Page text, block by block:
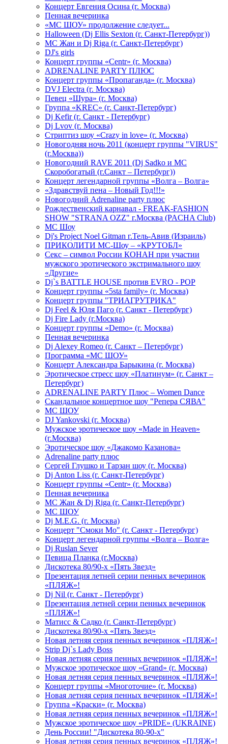
Концерт Евгения Осина (г. Москва)
Пенная вечеринка
«МС ШОУ» продолжение следует...
Halloween (Dj Ellis Sexton (г. Санкт-Петербург))
МС Жан и Dj Riga (г. Санкт-Петербург)
DJ's girls
Концерт группы «Centr» (г. Москва)
ADRENALINE PARTY ПЛЮС
Концерт группы «Пропаганда» (г. Москва)
DVJ Electra (г. Москва)
Певец «Шура» (г. Москва)
Группа «KREC» (г. Санкт-Петербург)
Dj Kefir (г. Санкт - Петербург)
Dj Lvov (г. Москва)
Стриптиз шоу «Crazy in love» (г. Москва)
Новогодняя ночь 2011 (концерт группы "VIRUS"
(г.Москва))
Новогодний RAVE 2011 (Dj Sadko и MC
Скоробогатый (г.Санкт – Петербург))
Концерт легендарной группы «Волга – Волга»
«Здравствуй пена – Новый Год!!!»
Новогодний Adrenaline party плюс
Рождественский карнавал - FREAK-FASHION
SHOW "STRANA OZZ" г.Москва (PACHA Club)
MC Шоу
Dj's Project Noel Gitman г.Тель-Авив (Израиль)
ПРИКОЛИТИ МС-Шоу – «КРУТОБЛ»
Секс – символ России КОНАН при участии
мужского эротического экстримального шоу
«Другие»
Dj`s BATTLE HOUSE против EVRO - POP
Концерт группы «5sta family» (г. Москва)
Концерт группы "ТРИАГРУТРИКА"
Dj Feel & Юля Паго (г. Санкт - Петербург)
Dj Fire Lady (г.Москва)
Концерт группы «Demo» (г. Москва)
Пенная вечеринка
Dj Alexey Romeo (г. Санкт – Петербург)
Программа «МС ШОУ»
Концерт Александра Барыкина (г. Москва)
Эротическое стресс шоу «Платинум» (г. Санкт –
Петербург)
ADRENALINE PARTY Плюс – Women Dance
Скандальное концертное шоу "Репера СЯВА"
МС ШОУ
DJ Yankovski (г. Москва)
Мужское эротическое шоу «Made in Heaven»
(г.Москва)
Эротическое шоу «Джакомо Казанова»
Adrenaline party плюс
Сергей Глушко и Тарзан шоу (г. Москва)
Dj Anton Liss (г. Санкт-Петербург)
Концерт группы «Centr» (г. Москва)
Пенная вечерника
МС Жан & Dj Riga (г. Санкт-Петербург)
МС ШОУ
Dj M.E.G. (г. Москва)
Концерт "Смоки Мо" (г. Санкт - Петербург)
Концерт легендарной группы «Волга – Волга»
Dj Ruslan Sever
Певица Планка (г.Москва)
Дискотека 80/90-х «Пять Звезд»
Презентация летней серии пенных вечеринок
«ПЛЯЖ»!
Dj Nil (г. Санкт - Петербург)
Презентация летней серии пенных вечеринок
«ПЛЯЖ»!
Матисс & Садко (г. Санкт-Петербург)
Дискотека 80/90-х «Пять Звезд»
Новая летняя серия пенных вечеринок «ПЛЯЖ»!
Strip Dj`s Lady Boss
Новая летняя серия пенных вечеринок «ПЛЯЖ»!
Мужское эротическое шоу «Grand» (г. Москва)
Новая летняя серия пенных вечеринок «ПЛЯЖ»!
Концерт группы «Многоточие» (г. Москва)
Новая летняя серия пенных вечеринок «ПЛЯЖ»!
Группа «Краски» (г. Москва)
Новая летняя серия пенных вечеринок «ПЛЯЖ»!
Мужское эротическое шоу «PRIDE» (UKRAINE)
День России! "Дискотека 80-90-х"
Новая летняя серия пенных вечеринок «ПЛЯЖ»!